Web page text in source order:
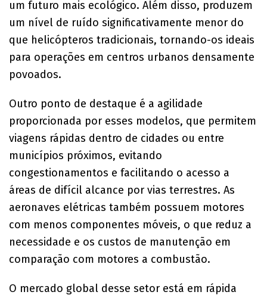
um futuro mais ecológico. Além disso, produzem
um nível de ruído significativamente menor do
que helicópteros tradicionais, tornando-os ideais
para operações em centros urbanos densamente
povoados.
Outro ponto de destaque é a agilidade
proporcionada por esses modelos, que permitem
viagens rápidas dentro de cidades ou entre
municípios próximos, evitando
congestionamentos e facilitando o acesso a
áreas de difícil alcance por vias terrestres. As
aeronaves elétricas também possuem motores
com menos componentes móveis, o que reduz a
necessidade e os custos de manutenção em
comparação com motores a combustão.
O mercado global desse setor está em rápida